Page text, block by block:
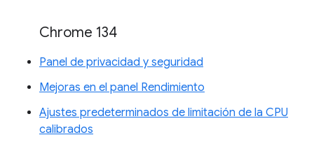
Chrome 134
Panel de privacidad y seguridad
Mejoras en el panel Rendimiento
Ajustes predeterminados de limitación de la CPU
calibrados